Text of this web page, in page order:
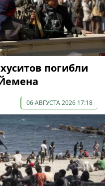
погибли
06 АВГУСТА 2026 17:18